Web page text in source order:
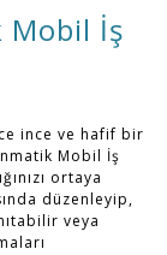
Mobil İş
ince ve hafif bir
Mobil İş
ortaya
düzenleyip,
veya